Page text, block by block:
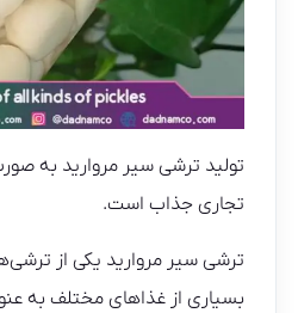
تولید ترشی سیر مروارید به
تجاری جذاب است.
ترشی سیر مروارید یکی از
بسیاری از غذاهای مختلف به